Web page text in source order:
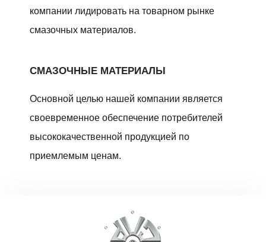
компании лидировать на товарном рынке
смазочных материалов.
СМАЗОЧНЫЕ МАТЕРИАЛЫ
Основной целью нашей компании является
своевременное обеспечение потребителей
высококачественной продукцией по
приемлемым ценам.